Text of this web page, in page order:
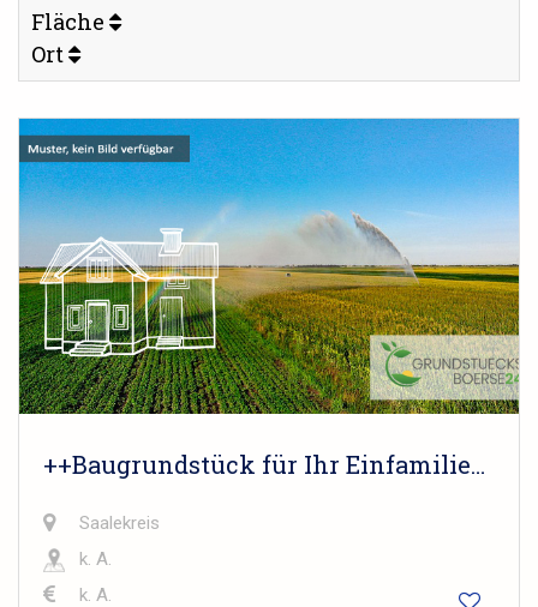
Fläche
Ort
++Baugrundstück für Ihr Einfamilienhaus im Saalekreis - Provisionsfrei vom Eigentümer++
Saalekreis
k. A.
k. A.